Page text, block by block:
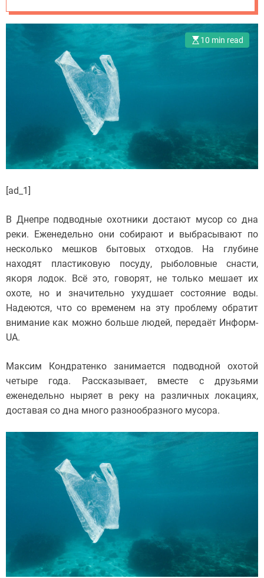
10 min read
[ad_1]
В Днепре подводные охотники достают мусор со дна
реки. Еженедельно они собирают и выбрасывают по
несколько мешков бытовых отходов. На глубине
находят пластиковую посуду, рыболовные снасти,
якоря лодок. Всё это, говорят, не только мешает их
охоте, но и значительно ухудшает состояние воды.
Надеются, что со временем на эту проблему обратит
внимание как можно больше людей, передаёт Информ-
UA.
Максим Кондратенко занимается подводной охотой
четыре года. Рассказывает, вместе с друзьями
еженедельно ныряет в реку на различных локациях,
доставая со дна много разнообразного мусора.